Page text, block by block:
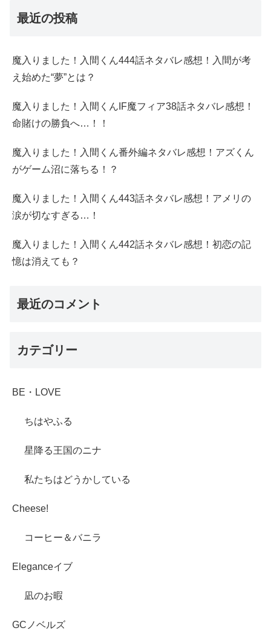
最近の投稿
魔入りました！入間くん444話ネタバレ感想！入間が考
え始めた“夢”とは？
魔入りました！入間くんIF魔フィア38話ネタバレ感想！
命賭けの勝負へ…！！
魔入りました！入間くん番外編ネタバレ感想！アズくん
がゲーム沼に落ちる！？
魔入りました！入間くん443話ネタバレ感想！アメリの
涙が切なすぎる…！
魔入りました！入間くん442話ネタバレ感想！初恋の記
憶は消えても？
最近のコメント
カテゴリー
BE・LOVE
ちはやふる
星降る王国のニナ
私たちはどうかしている
Cheese!
コーヒー＆バニラ
Eleganceイブ
凪のお暇
GCノベルズ